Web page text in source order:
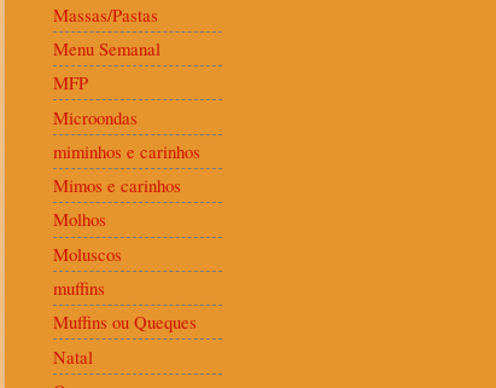
Massas/Pastas
Menu Semanal
MFP
Microondas
miminhos e carinhos
Mimos e carinhos
Molhos
Moluscos
muffins
Muffins ou Queques
Natal